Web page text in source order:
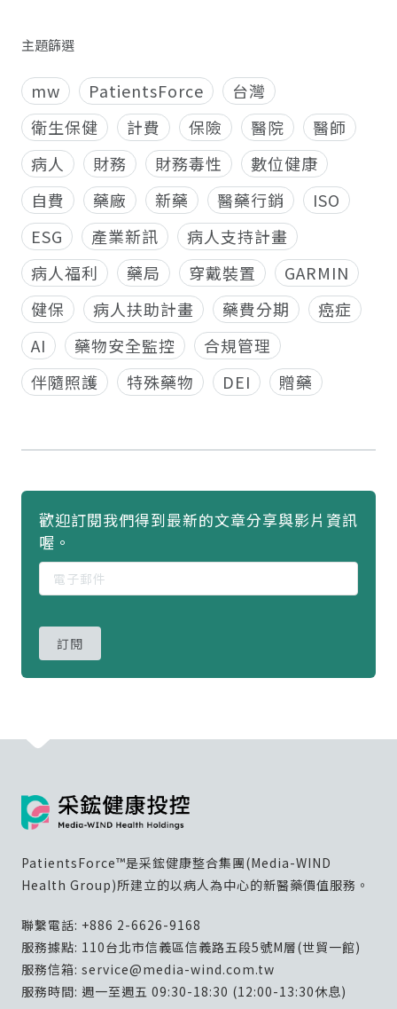
主題篩選
mw PatientsForce
台灣
衛生保健
計費 保險 醫院
醫師
病人
財務 財務毒性
數位健康
自費
藥廠 新藥 醫藥行銷
ISO
ESG
產業新訊
病人支持計畫
病人福利
藥局 穿戴裝置
GARMIN
健保
病人扶助計畫 藥費分期
癌症
AI
藥物安全監控
合規管理
伴隨照護
特殊藥物 DEI 贈藥
歡迎訂閱我們得到最新的文章分享與影片資訊
喔。
訂閱
PatientsForce™是采鋐健康整合集團(Media-WIND
Health Group)所建立的以病人為中心的新醫藥價值服務。
聯繫電話: +886 2-6626-9168
服務據點: 110台北市信義區信義路五段5號M層(世貿一館)
服務信箱: service@media-wind.com.tw
服務時間: 週一至週五 09:30-18:30 (12:00-13:30休息)